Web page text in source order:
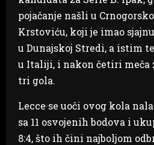
pojačanje našli u
Krstoviću, koji je imao
u Dunajskoj Stredi, a istim
u Italiji, i nakon četiri meča
tri gola.
Lecce se uoči ovog kola
sa 11 osvojenih bodova i
8:4, što ih čini najboljom